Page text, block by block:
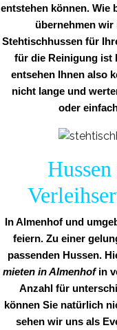
entstehen können. Wie
übernehmen
Stehtischhussen für
für die Reinigung ist
entsehen Ihnen also
nicht lange und
oder
In Almenhof und
feiern. Zu einer
passenden Hussen.
mieten in Almenhofin
Anzahl für
können Sie natürlich
sehen wir uns als